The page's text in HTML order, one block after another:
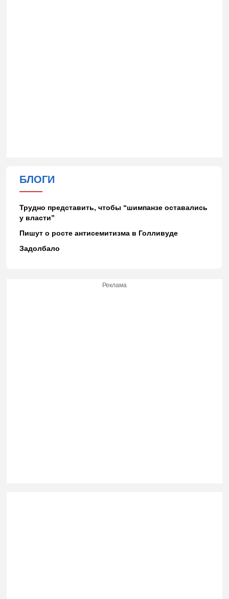
БЛОГИ
Трудно представить, чтобы “шимпанзе оставались
у власти”
Пишут о росте антисемитизма в Голливуде
Задолбало
Реклама